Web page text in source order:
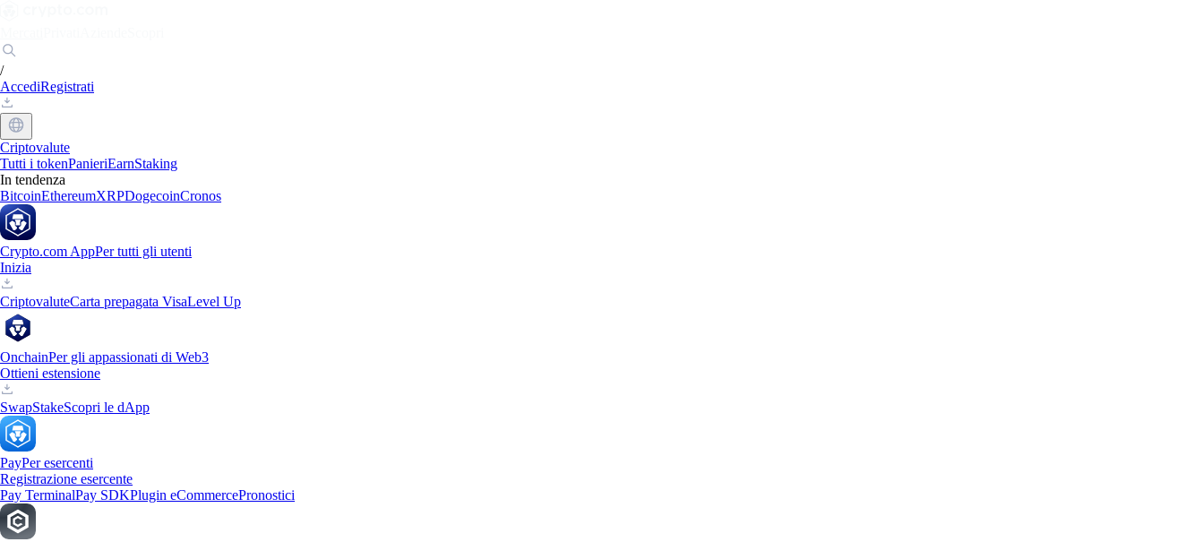
/
AccediRegistrati
Criptovalute
Tutti i tokenPanieriEarnStaking
In tendenza
BitcoinEthereumXRPDogecoinCronos
Crypto.com AppPer tutti gli utenti
Inizia
CriptovaluteCarta prepagata VisaLevel Up
OnchainPer gli appassionati di Web3
Ottieni estensione
SwapStakeScopri le dApp
PayPer esercenti
Registrazione esercente
Pay TerminalPay SDKPlugin eCommercePronostici